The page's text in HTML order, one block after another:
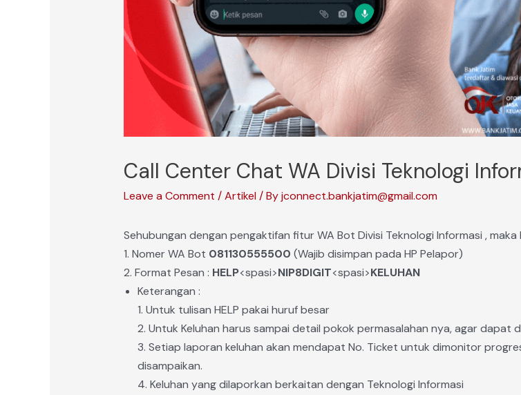
Call Center Chat WA Divisi Teknologi
Leave a Comment /Artikel / Byjconnect.bankjatim@gmail.com
Sehubungan dengan pengaktifan fitur WA Bot Divisi Teknologi Informasi ,
1. Nomer WA Bot 081130555500 (Wajib disimpan pada HP Pelapor)
2. Format Pesan : HELP<spasi>NIP8DIGIT<spasi>KELUHAN
Keterangan :
1. Untuk tulisan HELP pakai huruf besar
2. Untuk Keluhan harus sampai detail pokok permasalahan nya, agar dapat
3. Setiap laporan keluhan akan mendapat No. Ticket untuk dimonitor
disampaikan.
4. Keluhan yang dilaporkan berkaitan dengan Teknologi Informasi